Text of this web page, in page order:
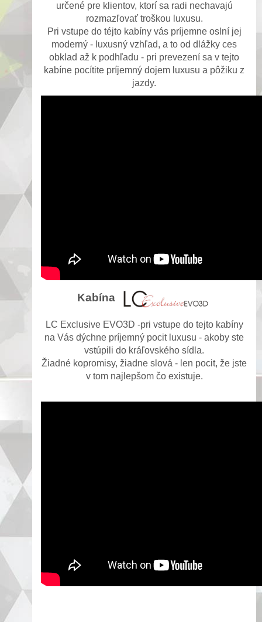
určené pre klientov, ktorí sa radi nechavajú
rozmazľovať troškou luxusu.
Pri vstupe do téjto kabíny vás príjemne oslní jej
moderný - luxusný vzhľad, a to od dlážky ces
obklad až k podhľadu - pri prevezení sa v tejto
kabíne pocítite príjemný dojem luxusu a pôžiku z
jazdy.
Kabína
LC Exclusive EVO3D -pri vstupe do tejto kabíny
na Vás dýchne príjemný pocit luxusu - akoby ste
vstúpili do kráľovského sídla.
Žiadné kopromisy, žiadne slová - len pocit, že jste
v tom najlepšom čo existuje.